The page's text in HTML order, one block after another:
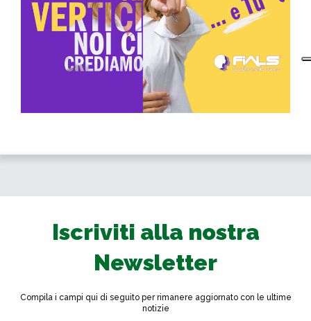
Iscriviti alla nostra
Newsletter
Compila i campi qui di seguito per rimanere aggiornato con le ultime
notizie